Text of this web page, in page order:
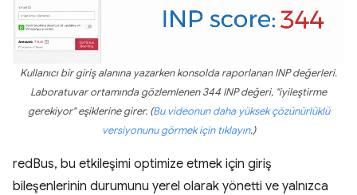
Kullanıcı bir giriş alanına yazarken konsolda raporlanan INP değerleri.
Laboratuvar ortamında gözlemlenen 344 INP değeri, "iyileştirme
gerekiyor" eşiklerine girer. (Bu videonun daha yüksek çözünürlüklü
versiyonunu görmek için tıklayın.)
redBus, bu etkileşimi optimize etmek için giriş
bileşenlerinin durumunu yerel olarak yönetti ve yalnızca